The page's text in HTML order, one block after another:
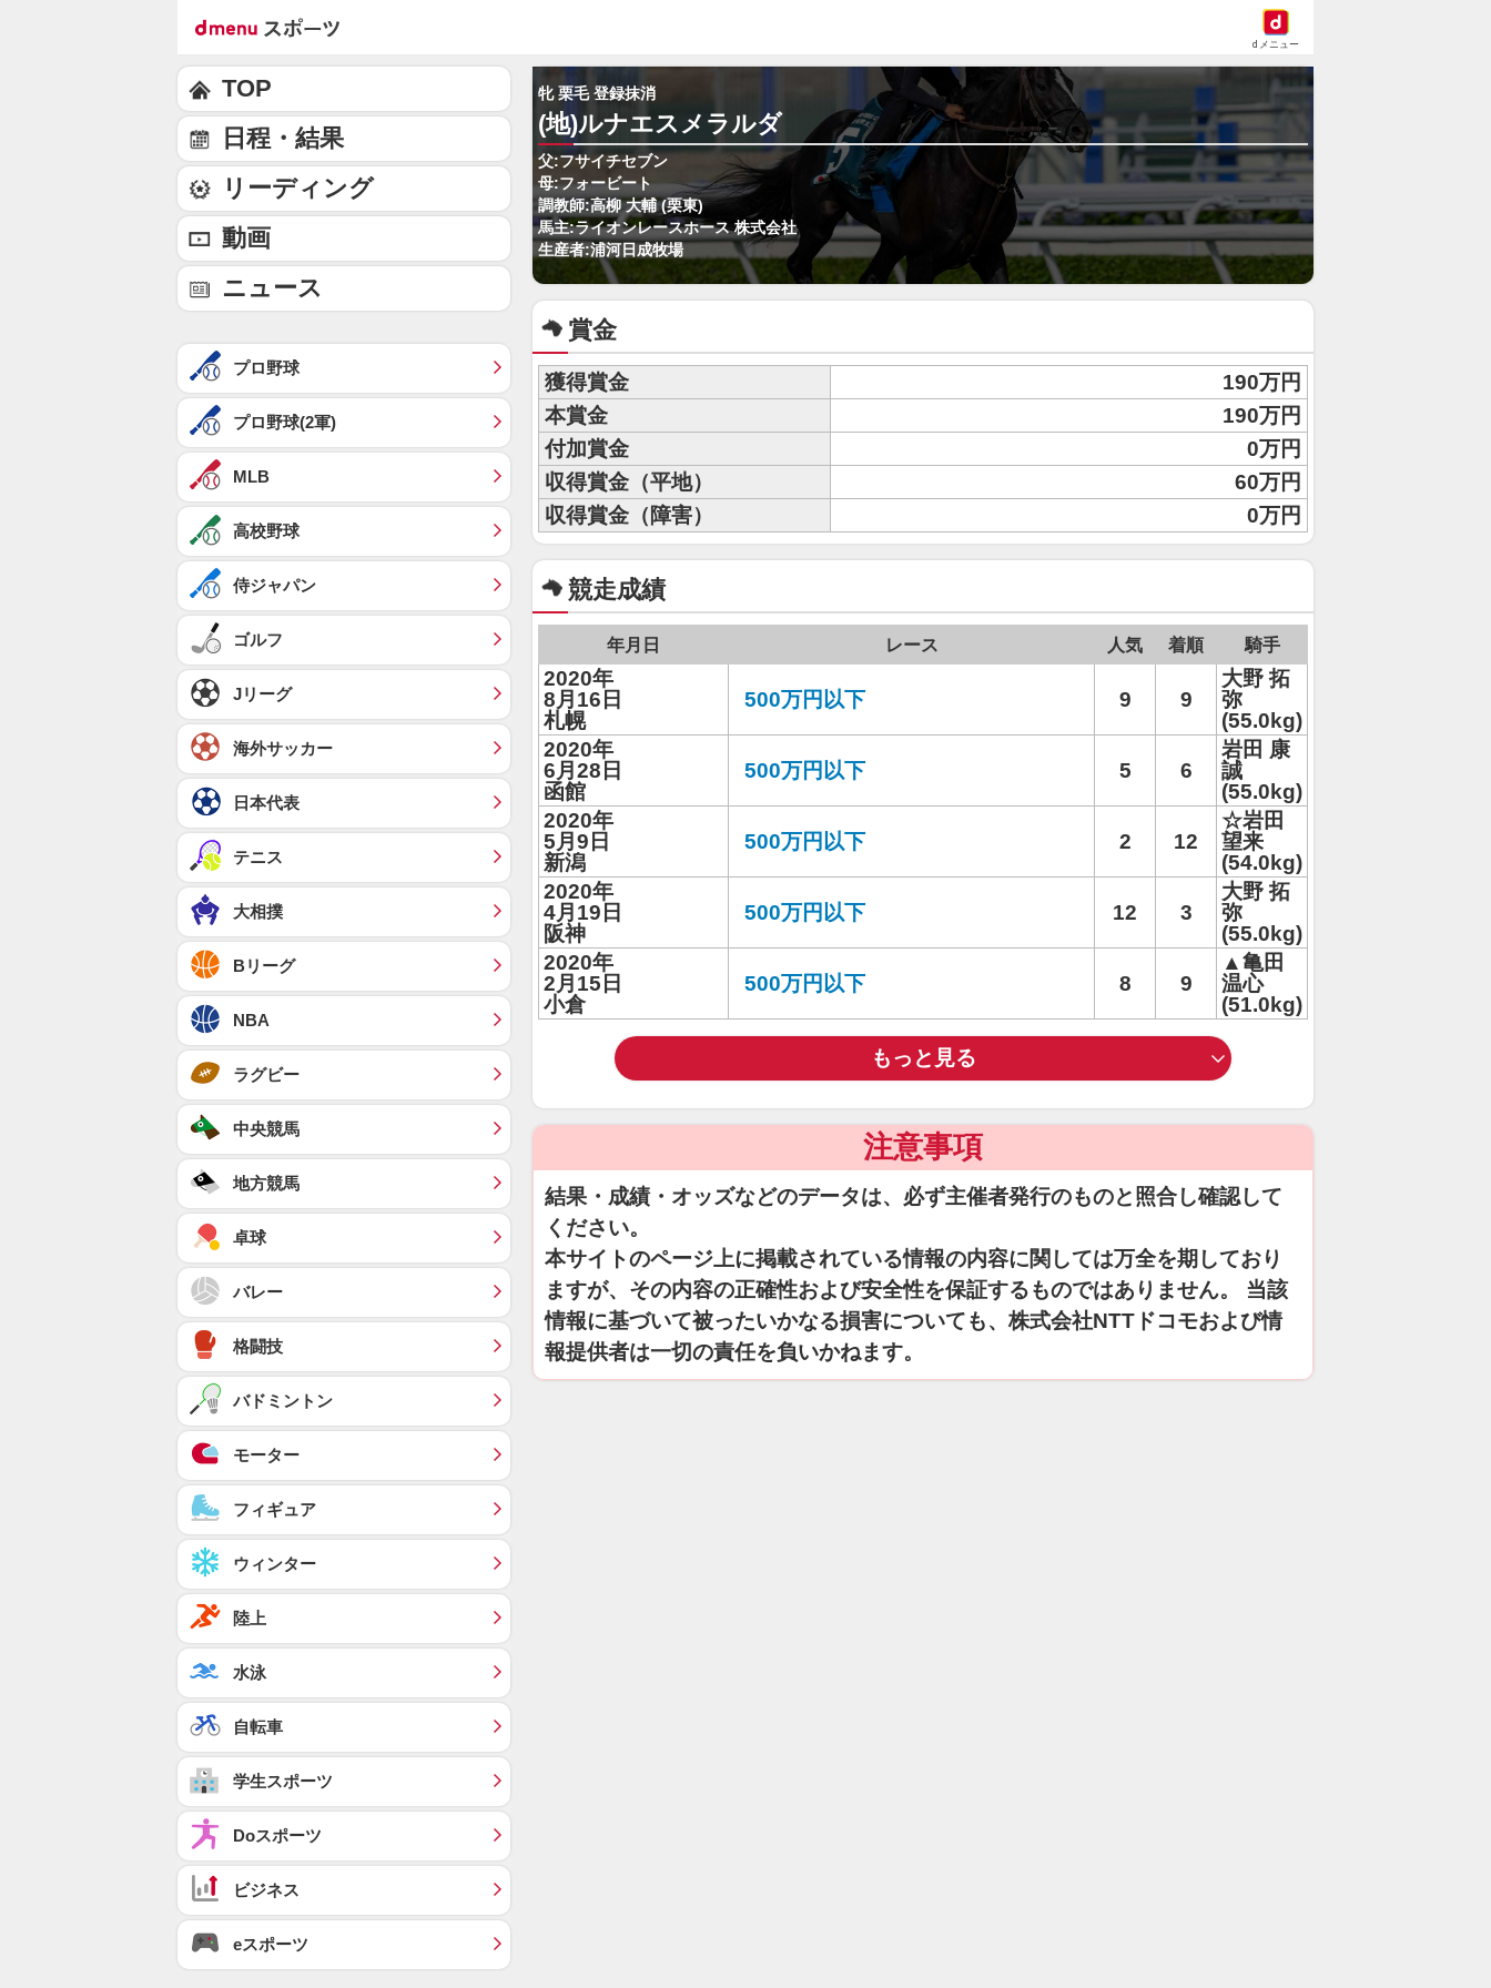
dメニュー
牝 栗毛 登録抹消
(地)ルナエスメラルダ
父:フサイチセブン
母:フォービート
調教師:高柳 大輔 (栗東)
馬主:ライオンレースホース 株式会社
生産者:浦河日成牧場
賞金
獲得賞金
190万円
本賞金
190万円
付加賞金
0万円
収得賞金（平地）
60万円
収得賞金（障害）
0万円
競走成績
年月日 レース 人気 着順 騎手
2020年
8月16日
札幌
500万円以下 9 9
大野 拓
弥
(55.0kg)
2020年
6月28日
函館
500万円以下 5 6
岩田 康
誠
(55.0kg)
2020年
5月9日
新潟
500万円以下 2 12
☆岩田
望来
(54.0kg)
2020年
4月19日
阪神
500万円以下 12 3
大野 拓
弥
(55.0kg)
2020年
2月15日
小倉
500万円以下 8 9
▲亀田
温心
(51.0kg)
もっと見る
注意事項
結果・成績・オッズなどのデータは、必ず主催者発行のものと照合し確認して
ください。
本サイトのページ上に掲載されている情報の内容に関しては万全を期しており
ますが、その内容の正確性および安全性を保証するものではありません。 当該
情報に基づいて被ったいかなる損害についても、株式会社NTTドコモおよび情
報提供者は一切の責任を負いかねます。
TOP
日程・結果
リーディング
動画
ニュース
プロ野球
プロ野球(2軍)
MLB
高校野球
侍ジャパン
ゴルフ
Jリーグ
海外サッカー
日本代表
テニス
大相撲
Bリーグ
NBA
ラグビー
中央競馬
地方競馬
卓球
バレー
格闘技
バドミントン
モーター
フィギュア
ウィンター
陸上
水泳
自転車
学生スポーツ
Doスポーツ
ビジネス
eスポーツ